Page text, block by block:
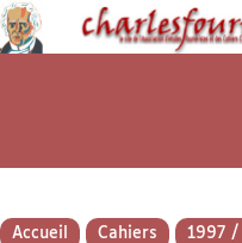
Accueil Cahiers 1997 /